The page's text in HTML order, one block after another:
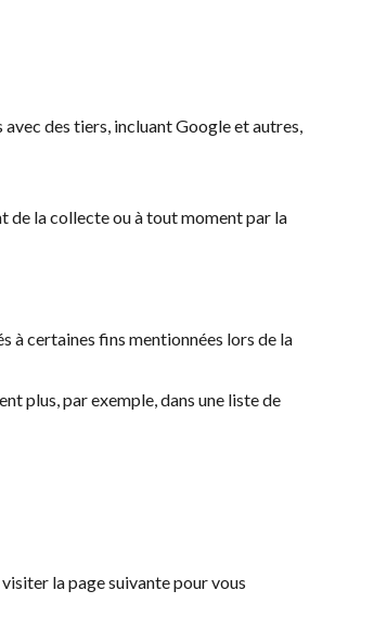
des tiers, incluant Google et autres,
de la collecte ou à tout moment par la
à certaines fins mentionnées lors de la
plus, par exemple, dans une liste de
la page suivante pour vous